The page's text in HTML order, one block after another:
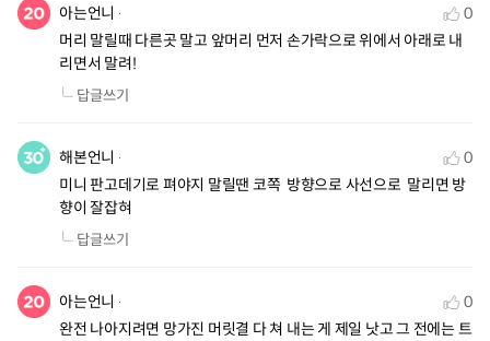
아는언니
0
머리 말릴때 다른곳 말고 앞머리 먼저 손가락으로 위에서 아래로 내
리면서 말려!
답글쓰기
해본언니
0
미니 판고데기로 펴야지 말릴땐 코쪽  방향으로 사선으로  말리면 방
향이 잘잡혀
답글쓰기
아는언니
0
완전 나아지려면 망가진 머릿결 다 쳐 내는 게 제일 낫고 그 전에는 트